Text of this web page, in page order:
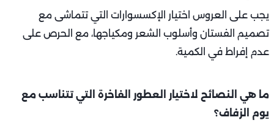
يجب على العروس اختيار الإكسسوارات التي تتماشى مع
تصميم الفستان وأسلوب الشعر ومكياجها، مع الحرص على
عدم إفراط في الكمية.
ما هي النصائح لاختيار العطور الفاخرة التي تتناسب مع
يوم الزفاف؟